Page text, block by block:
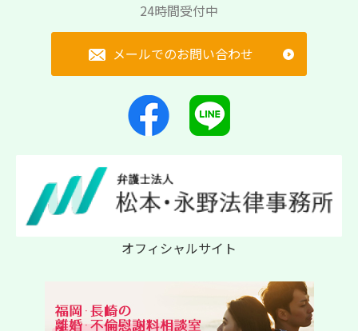
24時間受付中
メールでのお問い合わせ
オフィシャルサイト